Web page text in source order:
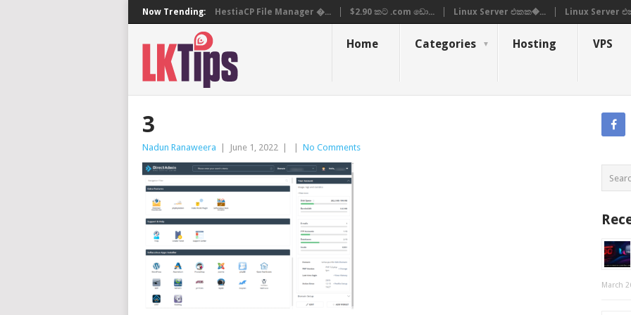
Now Trending: HestiaCP File Manager �... $2.90 කට .com ඩො... Linux Server එකක�... Linux Server
Home Categories Hosting VPS
3
Nadun Ranaweera June 1, 2022 No Comments
March